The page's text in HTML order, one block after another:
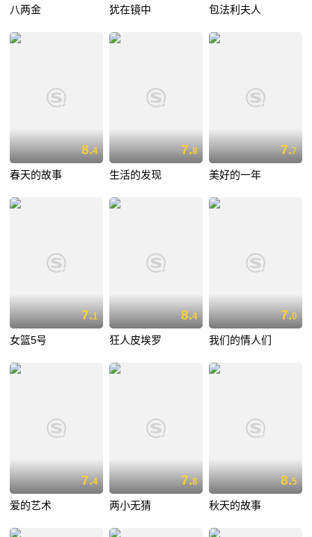
八两金 犹在镜中 包法利夫人
8.4
春天的故事
7.8
生活的发现
7.7
美好的一年
7.1
女篮5号
8.4
狂人皮埃罗
7.0
我们的情人们
7.4
爱的艺术
7.8
两小无猜
8.5
秋天的故事